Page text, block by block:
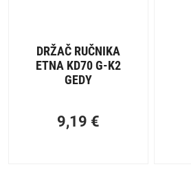
DRŽAČ RUČNIKA
ETNA KD70 G-K2
GEDY
9,19 €